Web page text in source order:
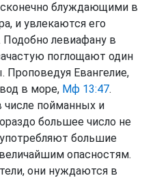
блуждающими в
и увлекаются его
левиафану в
поглощают один
Проповедуя Евангелие,
в море, Мф 13:47.
пойманных и
большее число не
большие
опасностям.
они нуждаются в